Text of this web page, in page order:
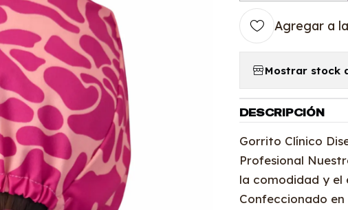
Agregar a
Mostrar stock
DESCRIPCIÓN
Gorrito Clínico
Profesional
la comodidad y el
Confeccionado